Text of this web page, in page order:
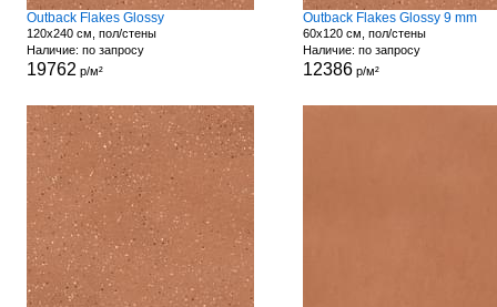
Outback Flakes Glossy
120x240 см, пол/стены
Наличие: по запросу
19762 р/м²
Outback Flakes Glossy 9 mm
60x120 см, пол/стены
Наличие: по запросу
12386р/м²